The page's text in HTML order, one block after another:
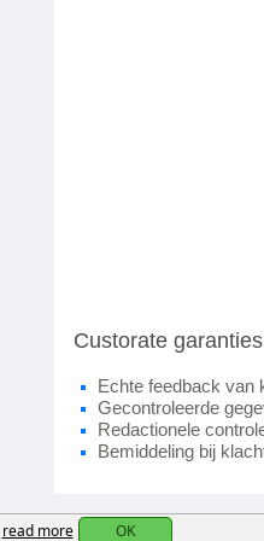
Custorate garanties
Echte feedback van
Gecontroleerde
Redactionele
Bemiddeling bij
read more OK